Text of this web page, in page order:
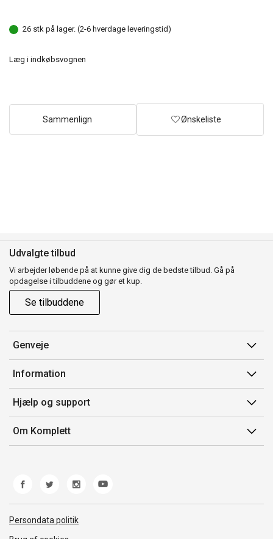
26 stk på lager. (2-6 hverdage leveringstid)
Læg i indkøbsvognen
Sammenlign Ønskeliste
Udvalgte tilbud
Vi arbejder løbende på at kunne give dig de bedste tilbud. Gå på
opdagelse i tilbuddene og gør et kup.
Se tilbuddene
Genveje
Min side
Ordrehistorik
Gavekort
Information
Salgsbetingelser
Mærker/producent
Fortrydelsesret
Hjælp og support
Kontakt os
Kundeservice
Fejl/Mangler
Fragt og levering
Om Komplett
Persondata politik